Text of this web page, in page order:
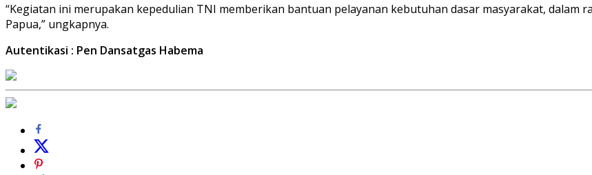
“Kegiatan ini merupakan kepedulian TNI memberikan bantuan pelayanan kebutuhan dasar masyarakat, dalam
Papua,” ungkapnya.
Autentikasi : Pen Dansatgas Habema